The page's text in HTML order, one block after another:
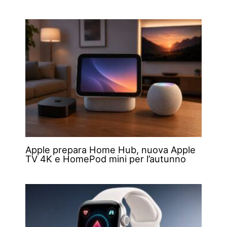
Apple prepara Home Hub, nuova Apple
TV 4K e HomePod mini per l’autunno